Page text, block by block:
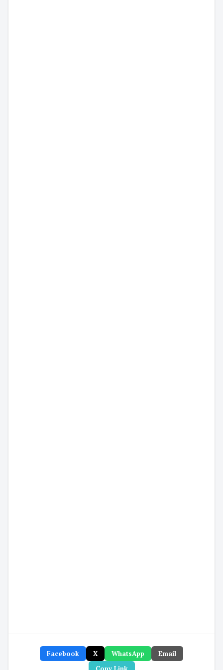
Facebook X WhatsApp
Email